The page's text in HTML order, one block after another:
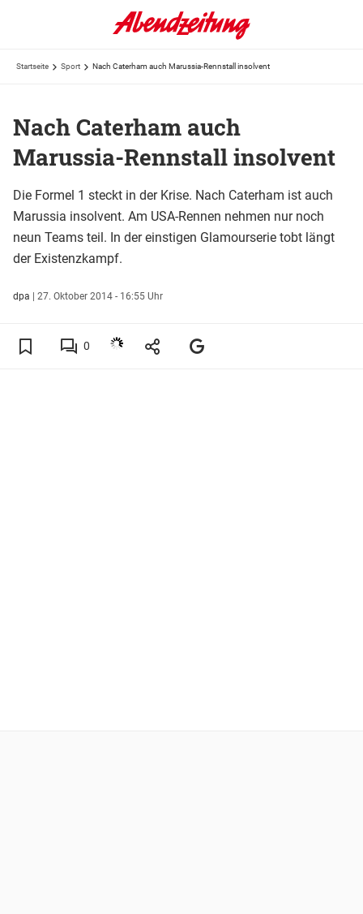
Startseite Sport Nach Caterham auch Marussia-Rennstall insolvent
Nach Caterham auch
Marussia-Rennstall insolvent
Die Formel 1 steckt in der Krise. Nach Caterham ist auch
Marussia insolvent. Am USA-Rennen nehmen nur noch
neun Teams teil. In der einstigen Glamourserie tobt längt
der Existenzkampf.
dpa | 27. Oktober 2014 - 16:55 Uhr
0